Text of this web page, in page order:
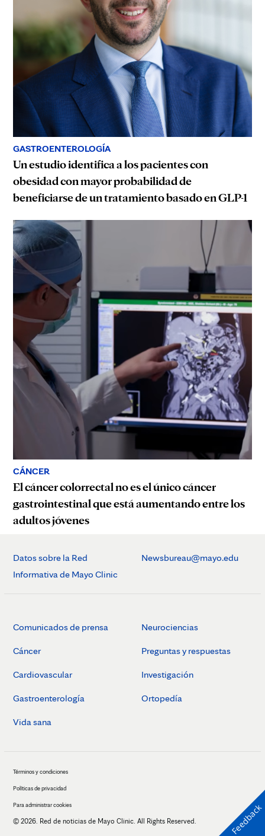
GASTROENTEROLOGÍA
Un estudio identifica a los pacientes con
obesidad con mayor probabilidad de
beneficiarse de un tratamiento basado en GLP-1
CÁNCER
El cáncer colorrectal no es el único cáncer
gastrointestinal que está aumentando entre los
adultos jóvenes
Datos sobre la Red
Informativa de Mayo Clinic
Newsbureau@mayo.edu
Comunicados de prensa
Cáncer
Cardiovascular
Gastroenterología
Vida sana
Neurociencias
Preguntas y respuestas
Investigación
Ortopedía
Términos y condiciones
Políticas de privacidad
Para administrar cookies
© 2026. Red de noticias de Mayo Clinic. All Rights Reserved. Feedback